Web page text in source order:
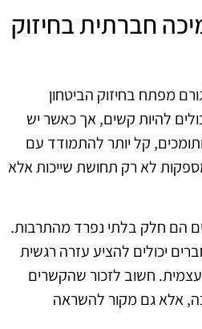
חברתית בחיזוק
מפתח בחיזוק הביטחון
להיות קשים, אך כאשר יש
קל יותר להתמודד עם
לא רק תחושת שייכות אלא
הם חלק בלתי נפרד מהתרבות.
יכולים להציע עזרה רגשית
חשוב לזכור שהקשרים
אלא גם מקור להשראה